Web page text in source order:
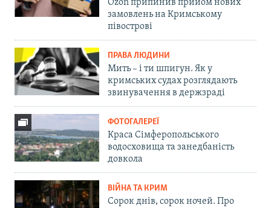
Ozon припинив прийом нових
замовлень на Кримському
півострові
ПРАВА ЛЮДИНИ
Мить – і ти шпигун. Як у
кримських судах розглядають
звинувачення в держзраді
ФОТОГАЛЕРЕЇ
Краса Сімферопольського
водосховища та занедбаність
довкола
ВІЙНА ТА КРИМ
Сорок днів, сорок ночей. Про